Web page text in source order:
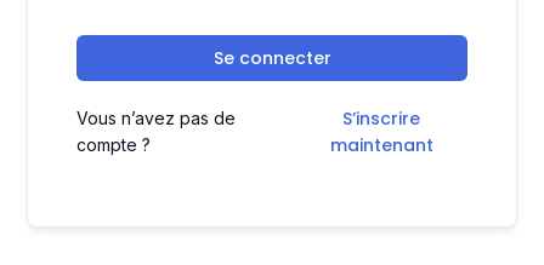
Se connecter
Vous n’avez pas de
compte ?
S’inscrire
maintenant